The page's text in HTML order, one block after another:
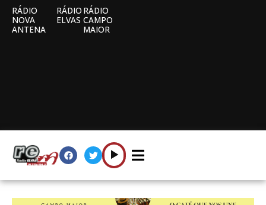
RÁDIO
NOVA
ANTENA
RÁDIO
ELVAS
RÁDIO
CAMPO
MAIOR